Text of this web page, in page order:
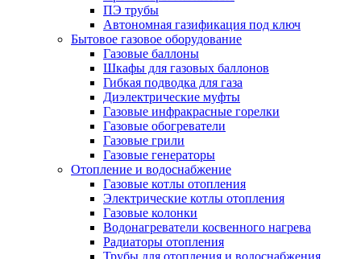
ПЭ трубы
Автономная газификация под ключ
Бытовое газовое оборудование
Газовые баллоны
Шкафы для газовых баллонов
Гибкая подводка для газа
Диэлектрические муфты
Газовые инфракрасные горелки
Газовые обогреватели
Газовые грили
Газовые генераторы
Отопление и водоснабжение
Газовые котлы отопления
Электрические котлы отопления
Газовые колонки
Водонагреватели косвенного нагрева
Радиаторы отопления
Трубы для отопления и водоснабжения